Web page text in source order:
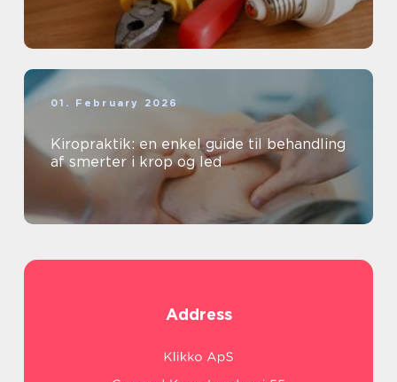
01. February 2026
Kiropraktik: en enkel guide til behandling
af smerter i krop og led
Address